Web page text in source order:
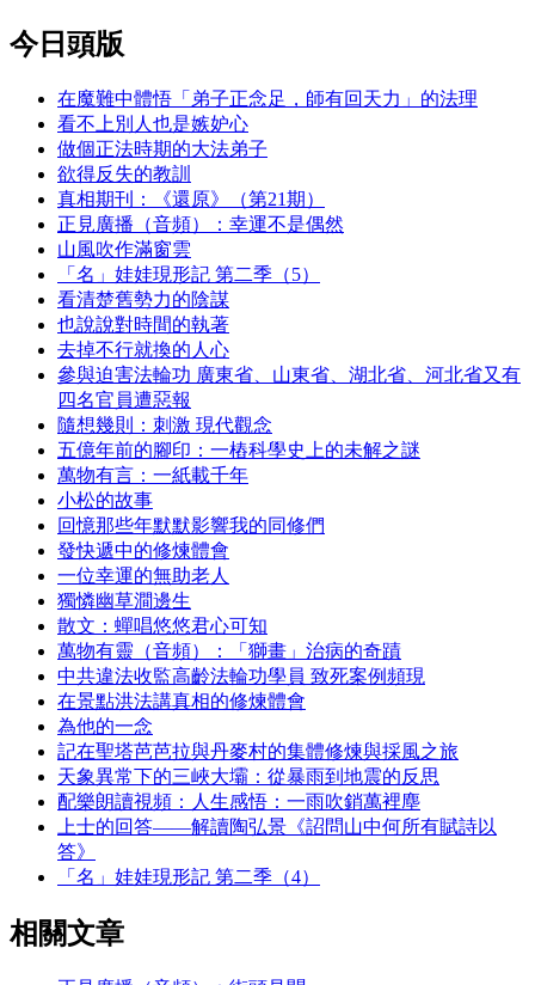
今日頭版
在魔難中體悟「弟子正念足，師有回天力」的法理
看不上別人也是嫉妒心
做個正法時期的大法弟子
欲得反失的教訓
真相期刊：《還原》（第21期）
正見廣播（音頻）：幸運不是偶然
山風吹作滿窗雲
「名」娃娃現形記 第二季（5）
看清楚舊勢力的陰謀
也說說對時間的執著
去掉不行就換的人心
參與迫害法輪功 廣東省、山東省、湖北省、河北省又有
四名官員遭惡報
隨想幾則：刺激 現代觀念
五億年前的腳印：一樁科學史上的未解之謎
萬物有言：一紙載千年
小松的故事
回憶那些年默默影響我的同修們
發快遞中的修煉體會
一位幸運的無助老人
獨憐幽草澗邊生
散文：蟬唱悠悠君心可知
萬物有靈（音頻）：「獅畫」治病的奇蹟
中共違法收監高齡法輪功學員 致死案例頻現
在景點洪法講真相的修煉體會
為他的一念
記在聖塔芭芭拉與丹麥村的集體修煉與採風之旅
天象異常下的三峽大壩：從暴雨到地震的反思
配樂朗讀視頻：人生感悟：一雨吹銷萬裡塵
上士的回答——解讀陶弘景《詔問山中何所有賦詩以
答》
「名」娃娃現形記 第二季（4）
相關文章